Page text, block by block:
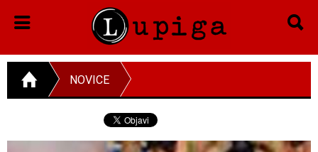
NOVICE